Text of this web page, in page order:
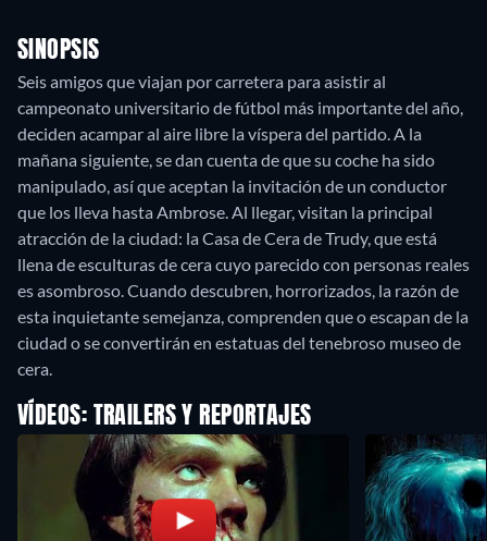
SINOPSIS
Seis amigos que viajan por carretera para asistir al
campeonato universitario de fútbol más importante del año,
deciden acampar al aire libre la víspera del partido. A la
mañana siguiente, se dan cuenta de que su coche ha sido
manipulado, así que aceptan la invitación de un conductor
que los lleva hasta Ambrose. Al llegar, visitan la principal
atracción de la ciudad: la Casa de Cera de Trudy, que está
llena de esculturas de cera cuyo parecido con personas reales
es asombroso. Cuando descubren, horrorizados, la razón de
esta inquietante semejanza, comprenden que o escapan de la
ciudad o se convertirán en estatuas del tenebroso museo de
cera.
VÍDEOS: TRAILERS Y REPORTAJES